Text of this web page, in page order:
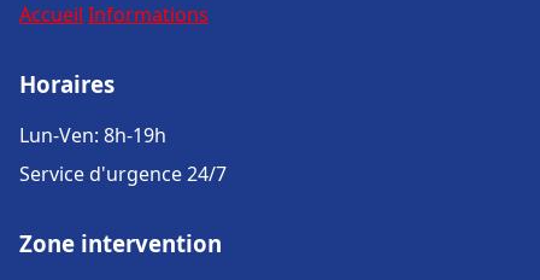
Accueil Informations
Horaires
Lun-Ven: 8h-19h
Service d'urgence 24/7
Zone intervention